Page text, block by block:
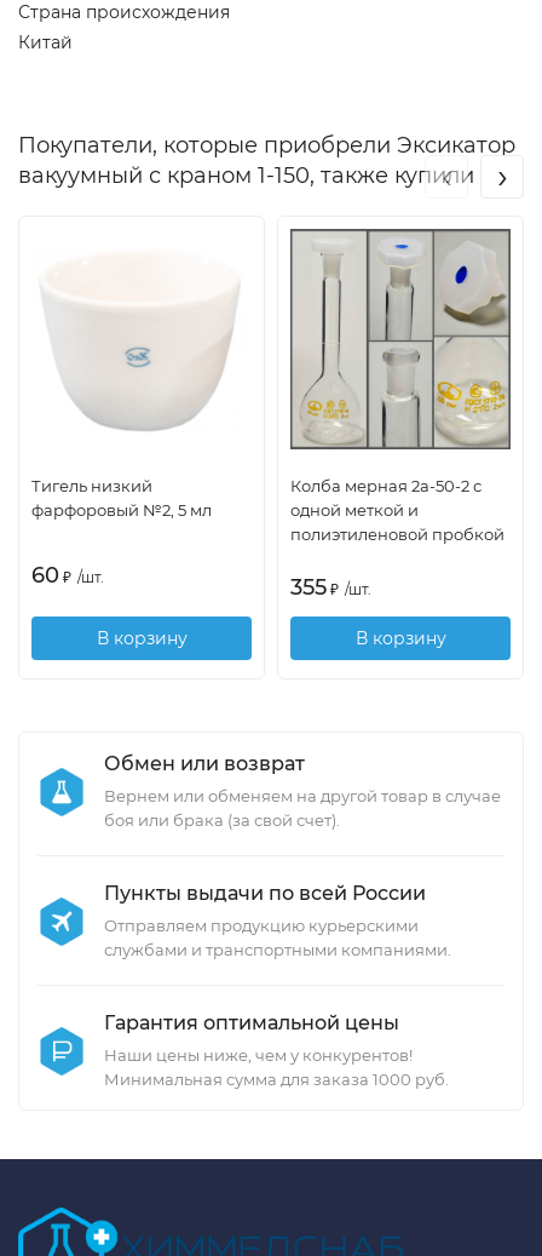
Страна происхождения
Китай
Покупатели, которые приобрели Эксикатор
вакуумный с краном 1-150, также купили
Тигель низкий
фарфоровый №2, 5 мл
60 ₽ /шт.
В корзину
Колба мерная 2а-50-2 с
одной меткой и
полиэтиленовой пробкой
355 ₽ /шт.
В корзину
‹ ›
Обмен или возврат
Вернем или обменяем на другой товар в случае
боя или брака (за свой счет).
Пункты выдачи по всей России
Отправляем продукцию курьерскими
службами и транспортными компаниями.
Гарантия оптимальной цены
Наши цены ниже, чем у конкурентов!
Минимальная сумма для заказа 1000 руб.